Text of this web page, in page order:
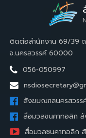
ติดต่อสำนักงาน 69/39 ถ
จ.นครสวรรค์ 60000
056-050997
สังฆมณฑลนครสวรร
สื่อมวลชนคาทอลิก
สื่อมวลชนคาทอลิก